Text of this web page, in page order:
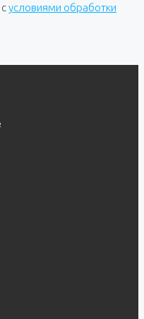
условиями обработки